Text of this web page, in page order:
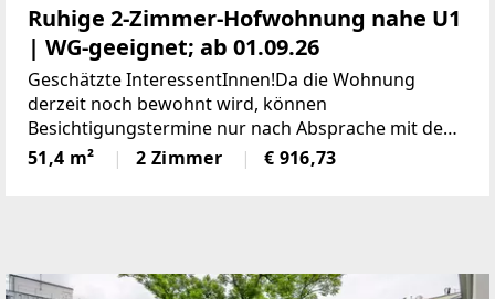
Ruhige 2-Zimmer-Hofwohnung nahe U1
| WG-geeignet; ab 01.09.26
Geschätzte InteressentInnen!Da die Wohnung
derzeit noch bewohnt wird, können
Besichtigungstermine nur nach Absprache mit den
aktuellen Mietern stattfinden!Bitte füllen Sie vorab
verpflichtend das Mieter-Formular unter folgendem
51,4 m² 2 Zimmer € 916,73